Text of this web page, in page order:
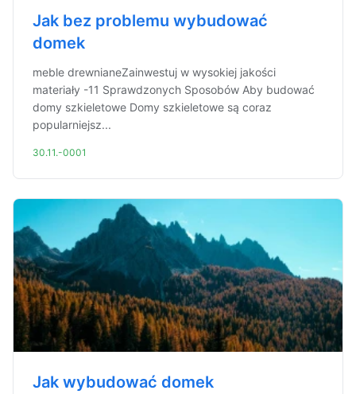
Jak bez problemu wybudować
domek
meble drewnianeZainwestuj w wysokiej jakości
materiały -11 Sprawdzonych Sposobów Aby budować
domy szkieletowe Domy szkieletowe są coraz
popularniejsz...
30.11.-0001
Jak wybudować domek